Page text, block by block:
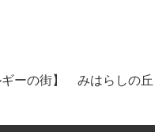
ギーの街】 みはらしの